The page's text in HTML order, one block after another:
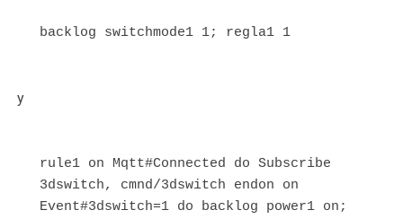
backlog switchmode1 1; regla1 1
y
rule1 on Mqtt#Connected do Subscribe
3dswitch, cmnd/3dswitch endon on
Event#3dswitch=1 do backlog power1 on;